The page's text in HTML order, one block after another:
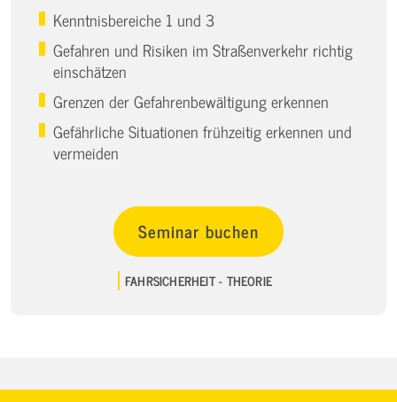
Kenntnisbereiche 1 und 3
Gefahren und Risiken im Straßenverkehr richtig
einschätzen
Grenzen der Gefahrenbewältigung erkennen
Gefährliche Situationen frühzeitig erkennen und
vermeiden
Seminar buchen
FAHRSICHERHEIT - THEORIE